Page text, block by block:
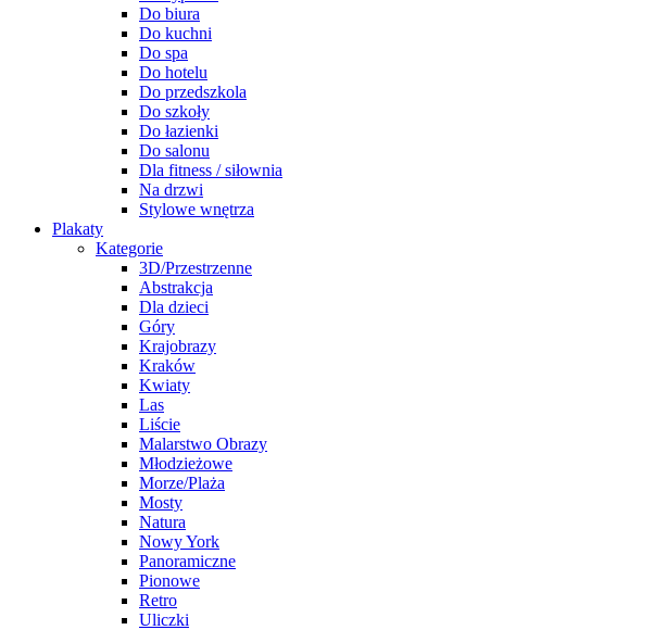
Do biura
Do kuchni
Do spa
Do hotelu
Do przedszkola
Do szkoły
Do łazienki
Do salonu
Dla fitness / siłownia
Na drzwi
Stylowe wnętrza
Plakaty
Kategorie
3D/Przestrzenne
Abstrakcja
Dla dzieci
Góry
Krajobrazy
Kraków
Kwiaty
Las
Liście
Malarstwo Obrazy
Młodzieżowe
Morze/Plaża
Mosty
Natura
Nowy York
Panoramiczne
Pionowe
Retro
Uliczki